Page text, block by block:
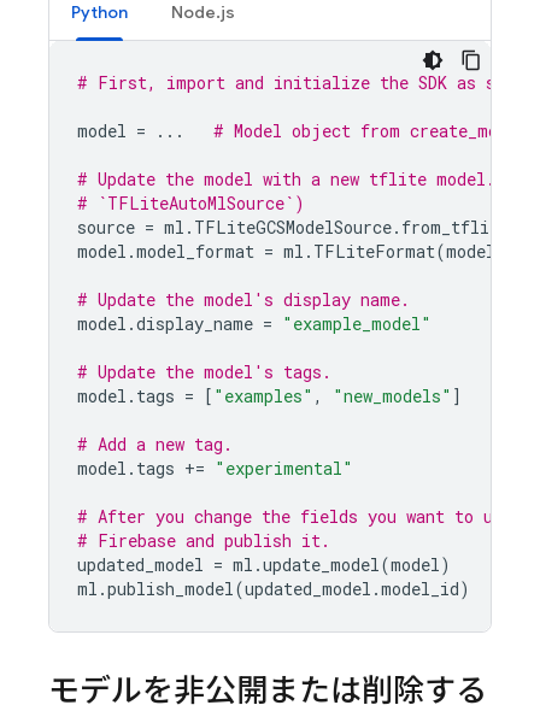
Python Node.js
# First, import and initialize the SDK as shown
model = ... # Model object from
# Update the model with a new tflite model.
# `TFLiteAutoMlSource`)
source = ml . TFLiteGCSModelSource.
model .model_format = ml . TFLiteFormat(
# Update the model's display name.
model .display_name = "example_model"
# Update the model's tags.
model . tags = [ "examples" , "new_models" ]
# Add a new tag.
model . tags += "experimental"
# After you change the fields you want to
# Firebase and publish it.
updated_model = ml .update_model(model)
ml .publish_model(updated_model .model_id)
モデルを非公開または削除する